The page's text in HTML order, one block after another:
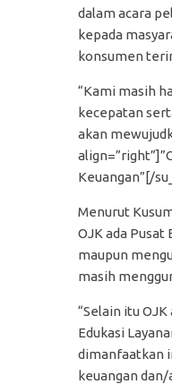
dalam acara
kepada
konsumen
“Kami masih
kecepatan
akan
Keuangan”[/
Menurut
OJK ada
maupun
masih
“Selain itu
Edukasi
dimanfaatkan
keuangan